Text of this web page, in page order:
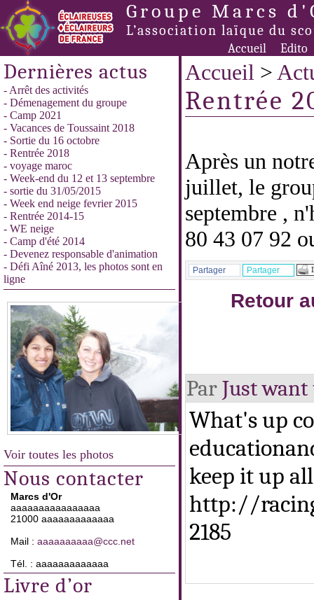
Groupe Marcs
L’association laïque du
Accueil Edito
Dernières actus
- Arrêt des activités
- Démenagement du groupe
- Camp 2021
- Vacances de Toussaint 2018
- Sortie du 16 octobre
- Rentrée 2018
- voyage maroc
- Week-end du 12 et 13 septembre
- sortie du 31/05/2015
- Week end neige fevrier 2015
- Rentrée 2014-15
- WE neige
- Camp d'été 2014
- Devenez responsable d'animation
- Défi Aîné 2013, les photos sont en
ligne
Voir toutes les photos
Nous contacter
Marcs d'Or
aaaaaaaaaaaaaaaa
21000 aaaaaaaaaaaaa
Mail : aaaaaaaaaa@ccc.net
Tél. : aaaaaaaaaaaaa
Livre d’or
Accueil >
Rentrée
Après un
juillet, le
septembre ,
80 43 07 92
Partager Partager
Retour
ParJust
What's up
keep it up
http://
2185